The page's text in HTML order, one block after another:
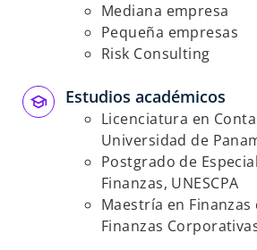
Mediana empresa
Pequeña empresas
Risk Consulting
Estudios académicos
Licenciatura en
Universidad de
Postgrado de
Finanzas, UNESCPA
Maestría en Finanzas
Finanzas